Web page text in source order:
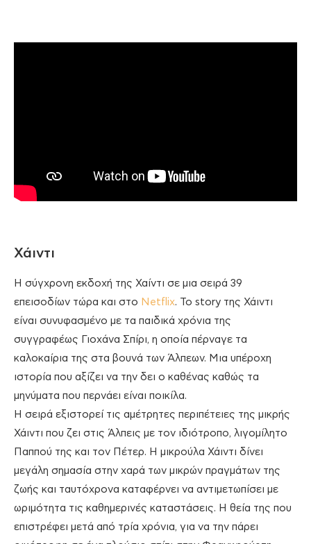
Χάιντι
Η σύγχρονη εκδοχή της Χαίντι σε μια σειρά 39
επεισοδίων τώρα και στο Netflix. Το story της Χάιντι
είναι συνυφασμένο με τα παιδικά χρόνια της
συγγραφέως Γιοχάνα Σπίρι, η οποία πέρναγε τα
καλοκαίρια της στα βουνά των Άλπεων. Μια υπέροχη
ιστορία που αξίζει να την δει ο καθένας καθώς τα
μηνύματα που περνάει είναι ποικίλα.
Η σειρά εξιστορεί τις αμέτρητες περιπέτειες της μικρής
Χάιντι που ζει στις Άλπεις με τον ιδιότροπο, λιγομίλητο
Παππού της και τον Πέτερ. Η μικρούλα Χάιντι δίνει
μεγάλη σημασία στην χαρά των μικρών πραγμάτων της
ζωής και ταυτόχρονα καταφέρνει να αντιμετωπίσει με
ωριμότητα τις καθημερινές καταστάσεις. Η θεία της που
επιστρέφει μετά από τρία χρόνια, για να την πάρει